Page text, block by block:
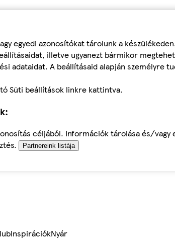
egyedi azonosítókat tárolunk a
illetve ugyanezt bármikor
adataidat. A beállításaid alapján személyre
Süti beállítások linkre kattintva.
céljából. Információk tárolása és/
Partnereink listája
InspirációkNyár